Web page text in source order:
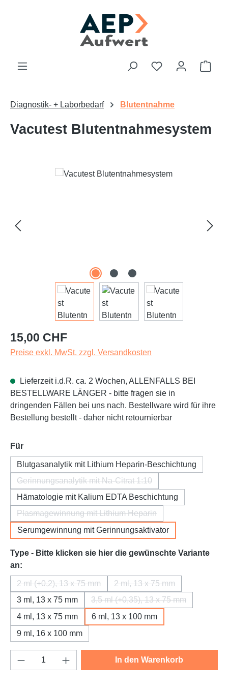
Du hast 0
Diagnostik- + Laborbedarf Blutentnahme
Vacutest Blutentnahmesystem
Bildergalerie überspringen
Regulärer Preis:
15,00 CHF
Preise exkl. MwSt. zzgl. Versandkosten
Lieferzeit i.d.R. ca. 2 Wochen, ALLENFALLS BEI
BESTELLWARE LÄNGER - bitte fragen sie in
dringenden Fällen bei uns nach. Bestellware wird für ihre
Bestellung bestellt - daher nicht retournierbar
Fürauswählen
Blutgasanalytik mit Lithium Heparin-Beschichtung
Gerinnungsanalytik mit Na-Citrat 1:10
(Diese Option ist zurzeit nicht verfügbar.)
Hämatologie mit Kalium EDTA Beschichtung
Plasmagewinnung mit Lithium Heparin
(Diese Option ist zurzeit nicht verfügbar.)
Serumgewinnung mit Gerinnungsaktivator
Type - Bitte klicken sie hier die gewünschte Variante
an:
2 ml (+0,2), 13 x 75 mm
(Diese Option ist zurzeit nicht verfügbar.)
2 ml, 13 x 75 mm
(Diese Option ist zurzeit
3 ml, 13 x 75 mm 3,5 ml (+0,35), 13 x 75 mm
(Diese Option ist zurzeit
4 ml, 13 x 75 mm
6 ml, 13 x 100 mm
9 ml, 16 x 100 mm
Produkt Anzahl: Gib den gewünschten
In den Warenkorb